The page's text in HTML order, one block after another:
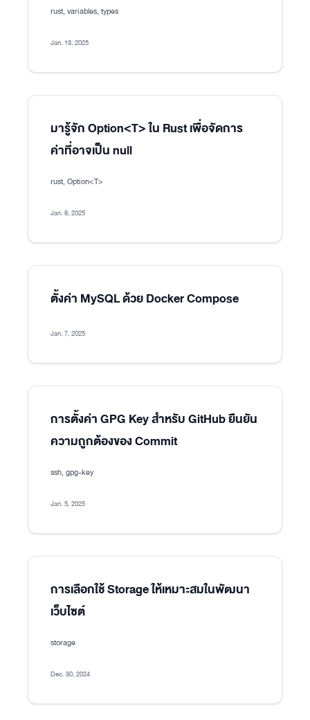
rust, variables, types
Jan. 13, 2025
มารู้จัก Option<T> ใน Rust เพื่อจัดการ
ค่าที่อาจเป็น null
rust, Option<T>
Jan. 8, 2025
ตั้งค่า MySQL ด้วย Docker Compose
Jan. 7, 2025
การตั้งค่า GPG Key สำหรับ GitHub ยืนยัน
ความถูกต้องของ Commit
ssh, gpg-key
Jan. 5, 2025
การเลือกใช้ Storage ให้เหมาะสมในพัฒนา
เว็บไซต์
storage
Dec. 30, 2024